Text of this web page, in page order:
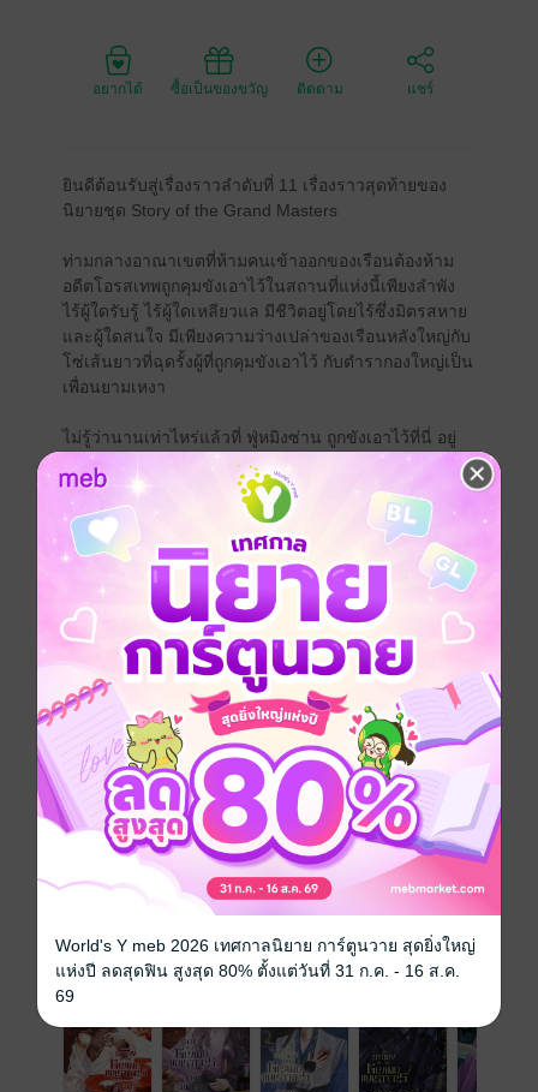
อยากได้ ซื้อเป็นของขวัญ ติดตาม แชร์
ยินดีต้อนรับสู่เรื่องราวลำดับที่ 11 เรื่องราวสุดท้ายของ
นิยายชุด Story of the Grand Masters
ท่ามกลางอาณาเขตที่ห้ามคนเข้าออกของเรือนต้องห้าม
อดีตโอรสเทพถูกคุมขังเอาไว้ในสถานที่แห่งนี้เพียงลำพัง
ไร้ผู้ใดรับรู้ ไร้ผู้ใดเหลียวแล มีชีวิตอยู่โดยไร้ซึ่งมิตรสหาย
และผู้ใดสนใจ มีเพียงความว่างเปล่าของเรือนหลังใหญ่กับ
โซ่เส้นยาวที่ฉุดรั้งผู้ที่ถูกคุมขังเอาไว้ กับตำรากองใหญ่เป็น
เพื่อนยามเหงา
ไม่รู้ว่านานเท่าไหร่แล้วที่ ฟู่หมิงซ่าน ถูกขังเอาไว้ที่นี่ อยู่
ภายในเรือนหลังใหญ่ที่ร้างผู้คน ไม่ต้องกิน ไม่ต้องนอน
ไม่รู้สึกเหนื่อย ไม่รู้สึกเจ็บ และไม่รู้สึกถึงสิ่งใดแม้กระทั่งตัว
เอง
เขาต้องวนเวียนอยู่ในความฝันของตัวเองไปจนถึงเมื่อไหร่
Boy love / Yaoi จีนโบราณ
ซีรีส์ Story of the Grand Masters
ประเภทไฟล์ pdf, epub(สารบัญ)
วันที่วางขาย 13 กันยายน 2567
ความยาว 383 หน้า (≈ 139,278 คำ)
ราคาปก 279 บาท (ประหยัด 29%)
เล่มอื่นๆ ในซีรีส์ ดูทั้งหมด
World's Y meb 2026 เทศกาลนิยาย การ์ตูนวาย สุดยิ่งใหญ่
แห่งปี ลดสุดฟิน สูงสุด 80% ตั้งแต่วันที่ 31 ก.ค. - 16 ส.ค.
69